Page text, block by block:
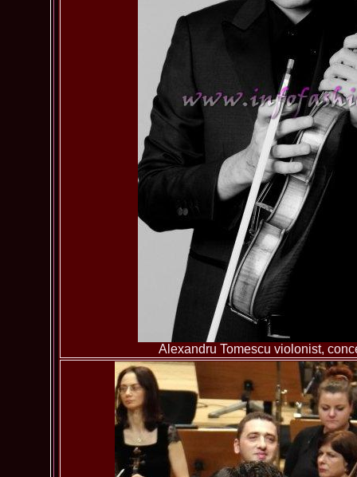
Alexandru Tomescu violonist,